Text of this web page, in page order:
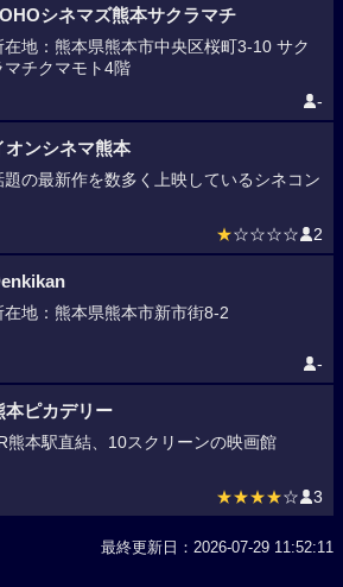
シネマズ熊本サクラマチ
在地：熊本県熊本市中央区桜町3-10 サク
マチクマモト4階
-
オンシネマ熊本
題の最新作を数多く上映しているシネコン
★☆☆☆☆ 2
在地：熊本県熊本市新市街8-2
-
本ピカデリー
熊本駅直結、10スクリーンの映画館
★★★★☆ 3
最終更新日：2026-07-29 11:52:11